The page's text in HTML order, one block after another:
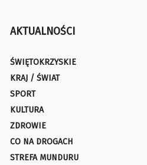
AKTUALNOŚCI
ŚWIĘTOKRZYSKIE
KRAJ / ŚWIAT
SPORT
KULTURA
ZDROWIE
CO NA DROGACH
STREFA MUNDURU